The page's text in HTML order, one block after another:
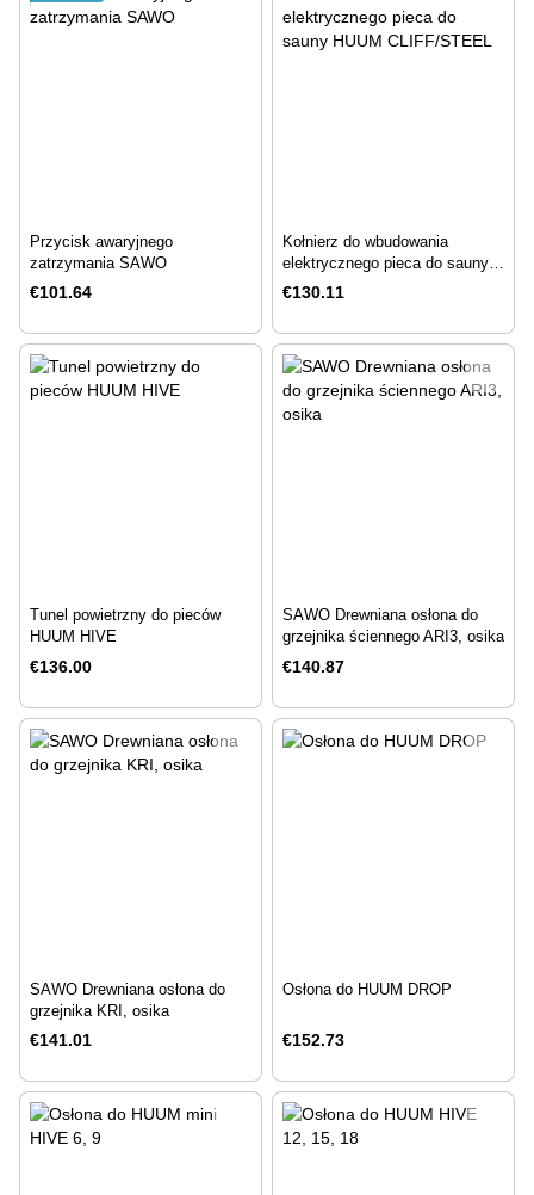
Przycisk awaryjnego
zatrzymania SAWO
€101.64
Kołnierz do wbudowania
elektrycznego pieca do sauny
HUUM CLIFF/STEEL
€130.11
Tunel powietrzny do pieców
HUUM HIVE
€136.00
SAWO Drewniana osłona do
grzejnika ściennego ARI3, osika
€140.87
SAWO Drewniana osłona do
grzejnika KRI, osika
€141.01
Osłona do HUUM DROP
€152.73